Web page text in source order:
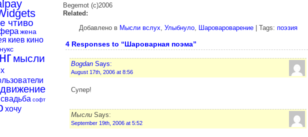
чтиво
жена
киев кино
мысли
свадьба софт
хочу
Begemot (c)2006
Related:
Добавлено в Мысли вслух, Улыбнуло, Шаровароварение| Tags: поэзия
4 Responses to “Шароварная поэма”
Bogdan Says:
August 17th, 2006 at 8:56
Супер!
Мысли Says:
September 19th, 2006 at 5:52